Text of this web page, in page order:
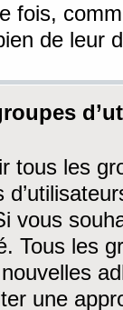
fois,
de leur
tous les
vous
Tous les
une